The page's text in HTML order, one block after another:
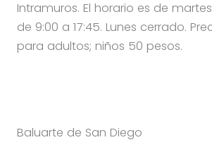
Intramuros. El horario es de
de 9:00 a 17:45. Lunes cerrado.
para adultos; niños 50 pesos.
Baluarte de San Diego